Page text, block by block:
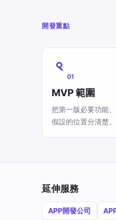
開發重點
01
MVP 範圍
把第一版必要功能
假設的位置分清楚。
延伸服務
APP開發公司